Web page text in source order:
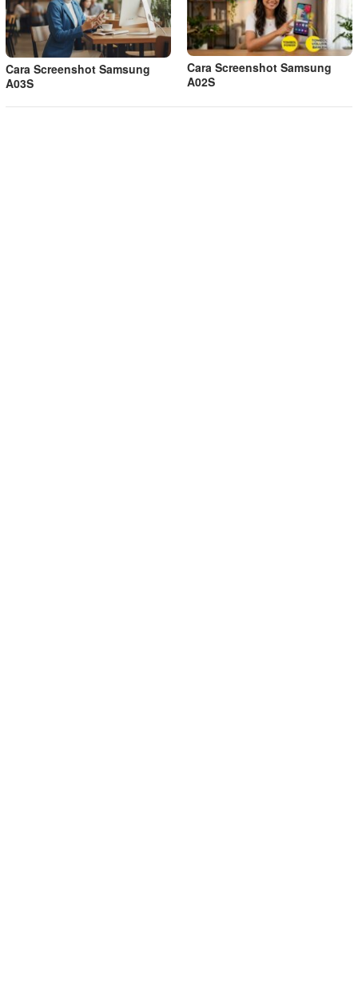
Cara Screenshot Samsung
A03S
Cara Screenshot Samsung
A02S